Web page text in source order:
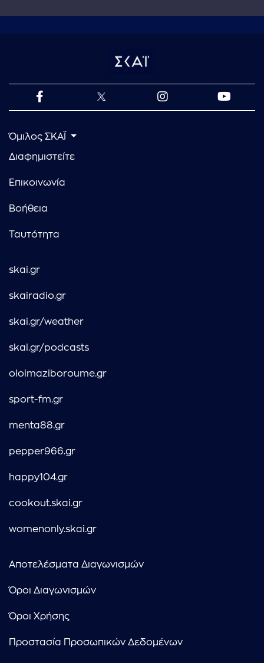
Όμιλος ΣΚΑΪ
Διαφημιστείτε
Επικοινωνία
Βοήθεια
Ταυτότητα
skai.gr
skairadio.gr
skai.gr/weather
skai.gr/podcasts
oloimaziboroume.gr
sport-fm.gr
menta88.gr
pepper966.gr
happy104.gr
cookout.skai.gr
womenonly.skai.gr
Αποτελέσματα Διαγωνισμών
Όροι Διαγωνισμών
Όροι Χρήσης
Προστασία Προσωπικών Δεδομένων